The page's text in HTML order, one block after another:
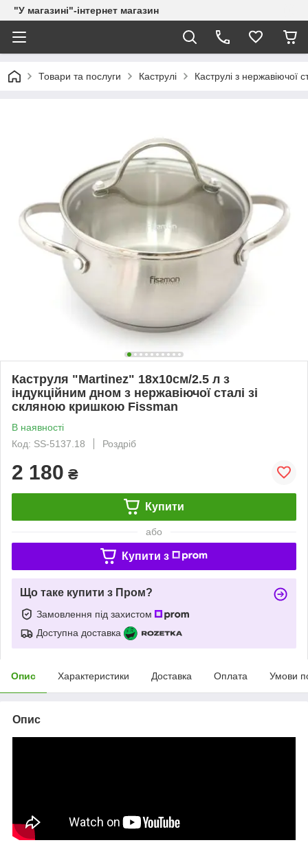
"У магазині"-інтернет магазин
Товари та послуги Каструлі Каструлі з нержавіючої
Каструля "Martinez" 18х10см/2.5 л з
індукційним дном з нержавіючої сталі зі
скляною кришкою Fissman
В наявності
Код: SS-5137.18
Роздріб
2 180 ₴
Купити
або
Купити з
Що таке купити з Пром?
Замовлення під захистом
Доступна доставка
Опис Характеристики Доставка Оплата Умови
Опис